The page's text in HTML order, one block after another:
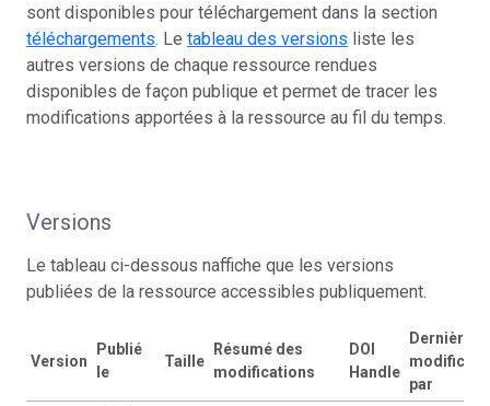
sont disponibles pour téléchargement dans la section
téléchargements. Le tableau des versions liste les
autres versions de chaque ressource rendues
disponibles de façon publique et permet de tracer les
modifications apportées à la ressource au fil du temps.
Versions
Le tableau ci-dessous naffiche que les versions
publiées de la ressource accessibles publiquement.
Version
Publié
le
Taille
Résumé des
modifications
DOI
Handle
Dernière
par